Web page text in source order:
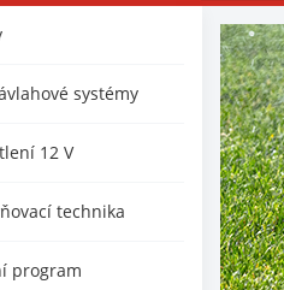
systémy
12 V
technika
program